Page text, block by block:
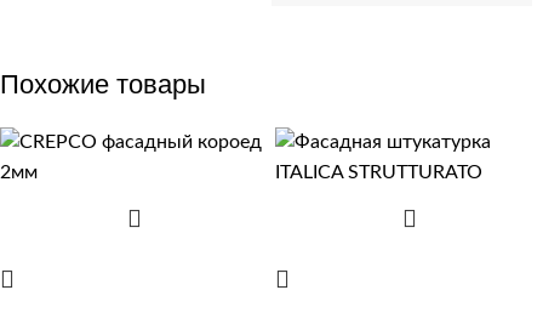
Похожие товары